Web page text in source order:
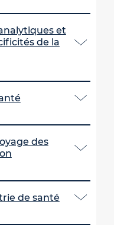
et
de la
des
de santé